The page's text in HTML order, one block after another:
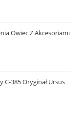
Owiec Z Akcesoriami
385 Oryginał Ursus